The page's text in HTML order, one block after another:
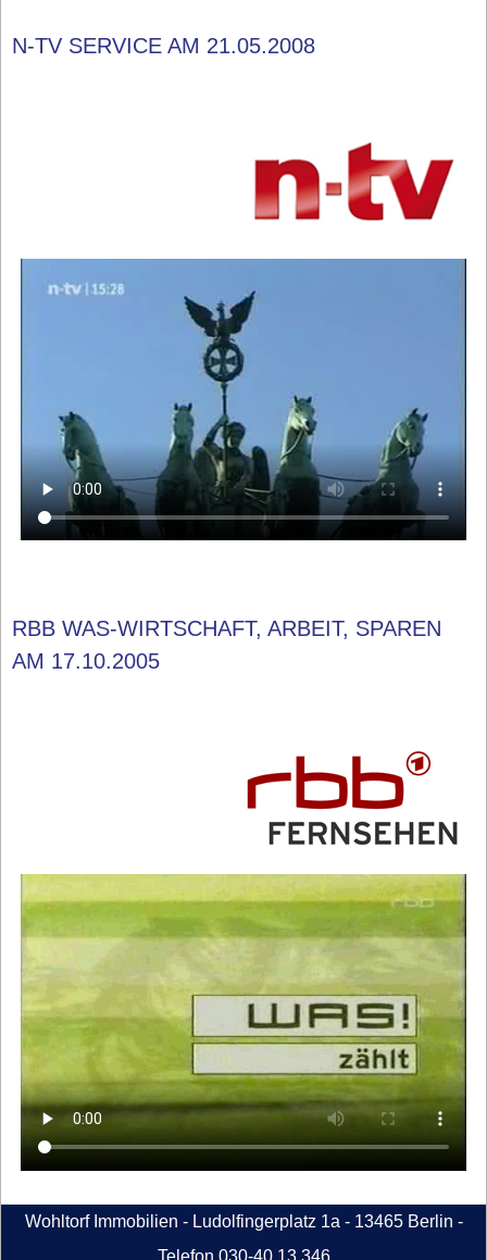
N-TV SERVICE AM 21.05.2008
RBB WAS-WIRTSCHAFT, ARBEIT, SPAREN
AM 17.10.2005
Wohltorf Immobilien - Ludolfingerplatz 1a - 13465 Berlin -